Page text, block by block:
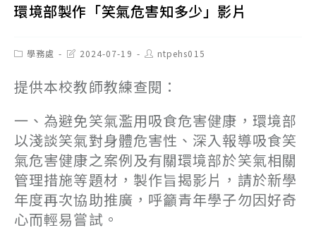
環境部製作「笑氣危害知多少」影片
Post學務處
Post2024-07-19
Post
author:
ntpehs015
提供本校教師教練查閱：
一、為避免笑氣濫用吸食危害健康，環境部
以淺談笑氣對身體危害性、深入報導吸食笑
氣危害健康之案例及有關環境部於笑氣相關
管理措施等題材，製作旨揭影片，請於新學
年度再次協助推廣，呼籲青年學子勿因好奇
心而輕易嘗試。